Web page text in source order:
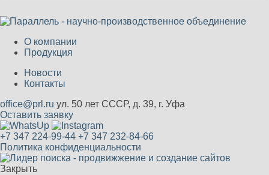
О компании
Продукция
Новости
Контакты
office@prl.ru ул. 50 лет СССР, д. 39, г. Уфа
Оставить заявку
+7 347 224-99-44 +7 347 232-84-66
Политика конфиденциальности
Закрыть